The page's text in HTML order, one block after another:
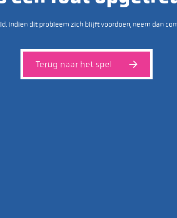
Indien dit probleem zich blijft voordoen, neem dan
Terug naar het spel